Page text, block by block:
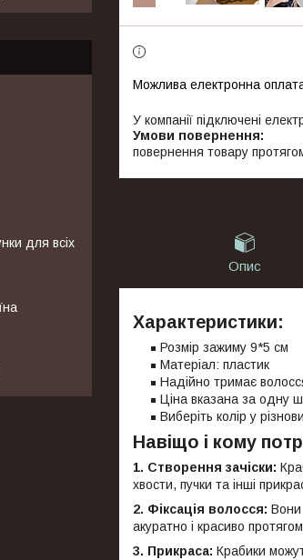
У компанії підключені
повернення товару
Опис
Характеристики:
Розмір зажиму 9*5 см
Матеріал: пластик
Надійно тримає
Ціна вказана за одну
Виберіть колір у
Навіщо і кому
1. Створення зачіски:
хвости, пучки та інші
2. Фіксація волосся: Вони
акуратно і красиво
3. Прикраса: Крабики
для всіх